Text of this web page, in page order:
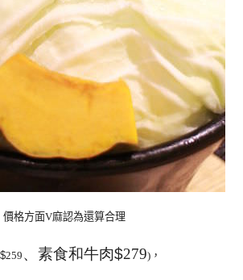
價格方面V麻認為還算合理
$259 、素食和牛肉$279)，